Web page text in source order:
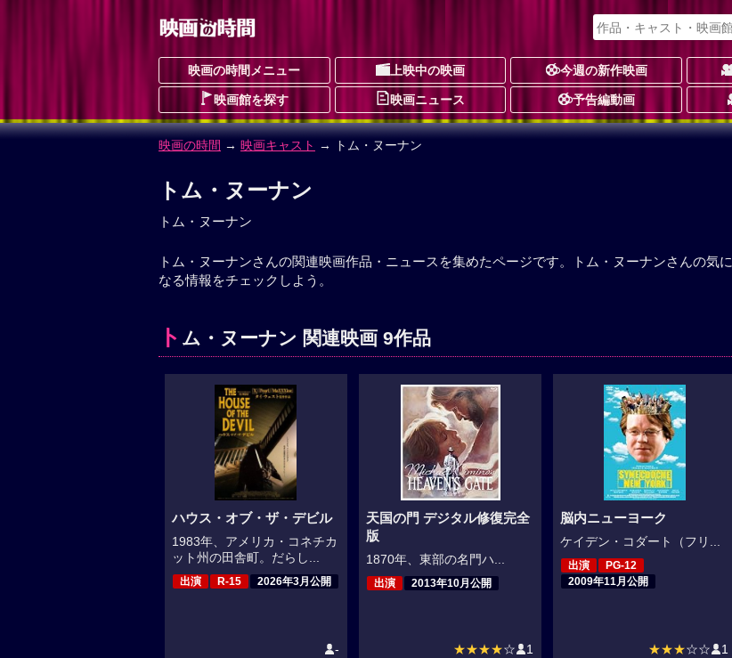
映画の時間メニュー 上映中の映画 今週の新作映画
映画館を探す 映画ニュース 予告編動画
映画の時間 → 映画キャスト → トム・ヌーナン
トム・ヌーナン
トム・ヌーナン
トム・ヌーナンさんの関連映画作品・ニュースを集めたページです。トム・ヌーナンさんの気に
なる情報をチェックしよう。
ト ム・ヌーナン 関連映画 9作品
ハウス・オブ・ザ・デビル
1983年、アメリカ・コネチカ
ット州の田舎町。だらし...
出演 R-15 2026年3月公開
-
天国の門 デジタル修復完全
版
1870年、東部の名門ハ...
出演 2013年10月公開
★★★★☆ 1
脳内ニューヨーク
ケイデン・コダート（フリ...
出演
PG-12
2009年11月公開
★★★☆☆ 1